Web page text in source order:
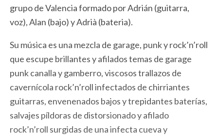
grupo de Valencia formado por Adrián (guitarra,
voz), Alan (bajo) y Adrià (bateria).
Su música es una mezcla de garage, punk y rock’n’roll
que escupe brillantes y afilados temas de garage
punk canalla y gamberro, viscosos trallazos de
cavernícola rock’n’roll infectados de chirriantes
guitarras, envenenados bajos y trepidantes baterías,
salvajes píldoras de distorsionado y afilado
rock’n’roll surgidas de una infecta cueva y